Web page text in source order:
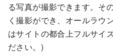
る写真が撮影できます。そ
く撮影ができ、オールラウ
はサイトの都合上フルサイ
ださい。)